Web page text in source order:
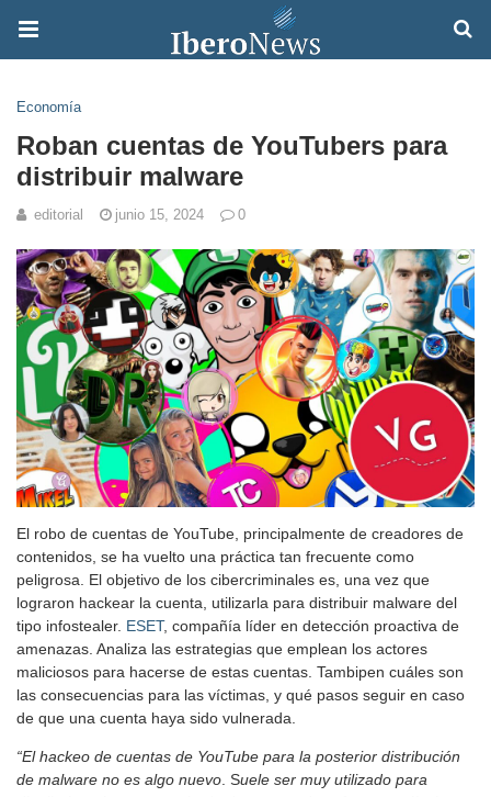
Economía
Roban cuentas de YouTubers para
distribuir malware
editorial junio 15, 2024 0
El robo de cuentas de YouTube, principalmente de creadores de
contenidos, se ha vuelto una práctica tan frecuente como
peligrosa. El objetivo de los cibercriminales es, una vez que
lograron hackear la cuenta, utilizarla para distribuir malware del
tipo infostealer. ESET, compañía líder en detección proactiva de
amenazas. Analiza las estrategias que emplean los actores
maliciosos para hacerse de estas cuentas. Tambipen cuáles son
las consecuencias para las víctimas, y qué pasos seguir en caso
de que una cuenta haya sido vulnerada.
“El hackeo de cuentas de YouTube para la posterior distribución
de malware no es algo nuevo . Suele ser muy utilizado para